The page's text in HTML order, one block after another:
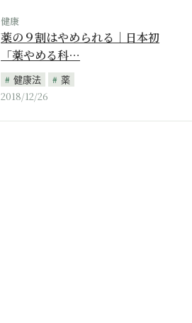
健康
薬の９割はやめられる｜日本初
「薬やめる科…
健康法
薬
2018/12/26